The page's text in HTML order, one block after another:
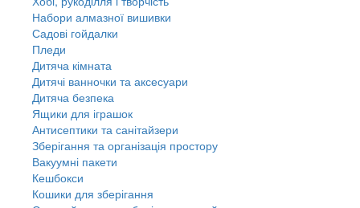
Набори алмазної вишивки
Садові гойдалки
Пледи
Дитяча кімната
Дитячі ванночки та аксесуари
Дитяча безпека
Ящики для іграшок
Антисептики та санітайзери
Зберігання та організація простору
Вакуумні пакети
Кешбокси
Кошики для зберігання